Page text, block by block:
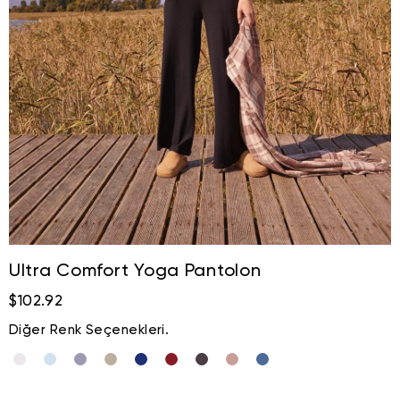
Ultra Comfort Yoga Pantolon
$102.92
Diğer Renk Seçenekleri.